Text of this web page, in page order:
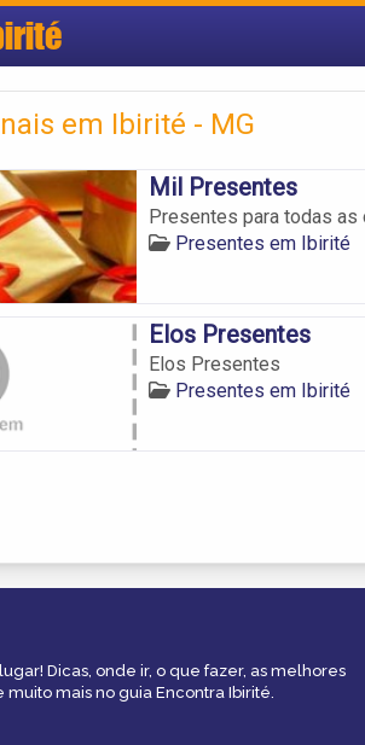
em Ibirité - MG
Mil Presentes
Presentes para todas
Presentes em Ibirité
Elos Presentes
Elos Presentes
Presentes em Ibirité
Dicas, onde ir, o que fazer, as melhores
mais no guia Encontra Ibirité.